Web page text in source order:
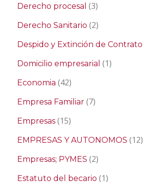
Derecho procesal (3)
Derecho Sanitario (2)
Despido y Extinción de Contrato
Domicilio empresarial (1)
Economia (42)
Empresa Familiar (7)
Empresas (15)
EMPRESAS Y AUTONOMOS (12)
Empresas; PYMES (2)
Estatuto del becario (1)